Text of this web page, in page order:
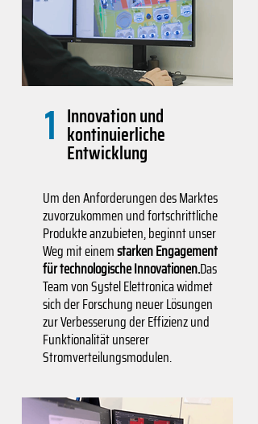
1 Innovation und
kontinuierliche
Entwicklung
Um den Anforderungen des Marktes
zuvorzukommen und fortschrittliche
Produkte anzubieten, beginnt unser
Weg mit einemstarken Engagement
für technologische Innovationen.Das
Team von Systel Elettronica widmet
sich der Forschung neuer Lösungen
zur Verbesserung der Effizienz und
Funktionalität unserer
Stromverteilungsmodulen.